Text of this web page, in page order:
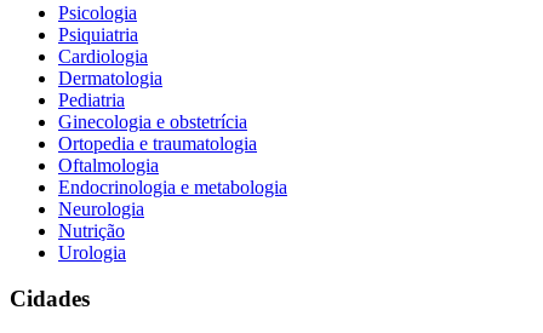
Psicologia
Psiquiatria
Cardiologia
Dermatologia
Pediatria
Ginecologia e obstetrícia
Ortopedia e traumatologia
Oftalmologia
Endocrinologia e metabologia
Neurologia
Nutrição
Urologia
Cidades